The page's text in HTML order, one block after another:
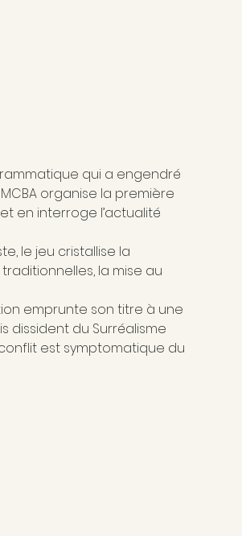
qui a engendré
organise la première
en interroge l’actualité
le jeu cristallise la
la mise au
emprunte son titre à une
dissident du Surréalisme
est symptomatique du